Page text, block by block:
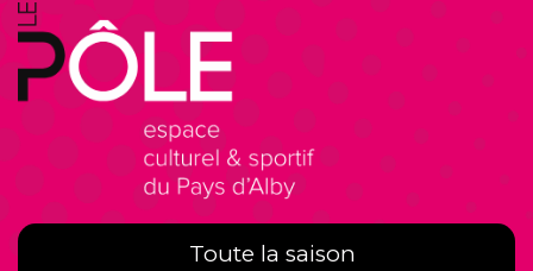
Toute la saison